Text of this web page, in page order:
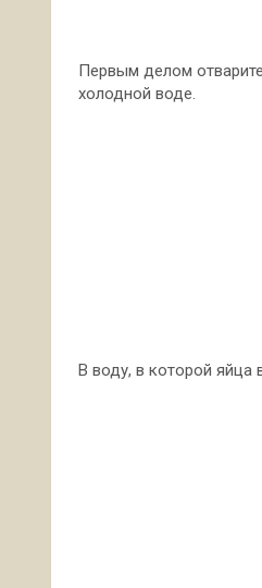
Первым делом
холодной воде.
В воду, в которой яйца